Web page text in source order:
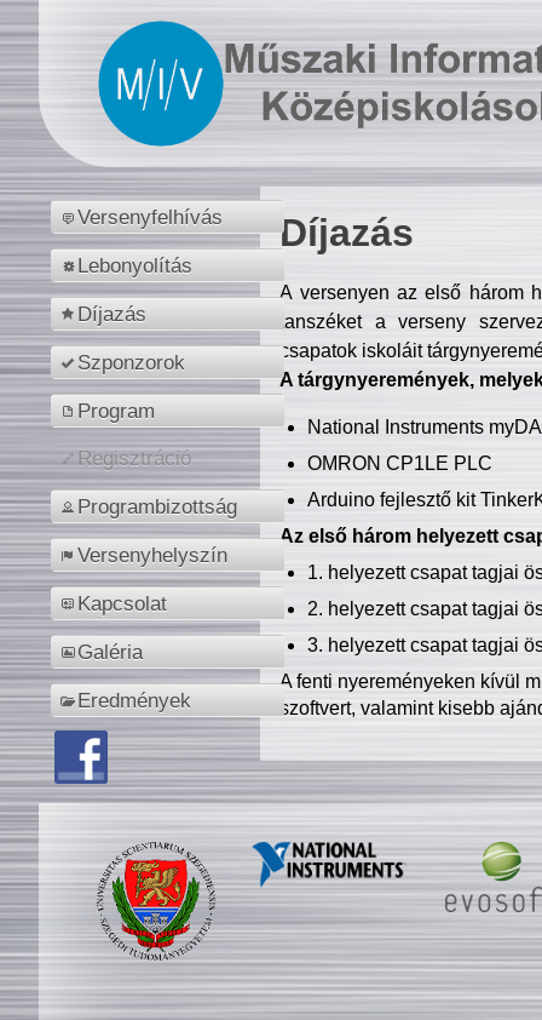
Versenyfelhívás
Lebonyolítás
Díjazás
Szponzorok
Program
Regisztráció
Programbizottság
Versenyhelyszín
Kapcsolat
Galéria
Eredmények
Díjazás
A versenyen az első három
tanszéket a verseny
csapatok iskoláit
A tárgynyeremények,
National Instruments
OMRON CP1LE PLC
Arduino fejlesztő kit
Az első három helyezett
1. helyezett csapat tagjai
2. helyezett csapat tagjai
3. helyezett csapat tagjai
A fenti nyereményeken kívül
szoftvert, valamint kisebb